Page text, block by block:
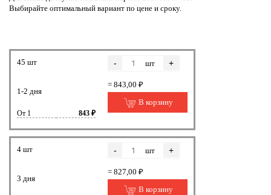
Выбирайте оптимальный вариант по цене и сроку.
45 шт
1-2 дня
От 1 843 ₽
- шт +
= 843,00 ₽
В корзину
4 шт
3 дня
- шт +
= 827,00 ₽
В корзину